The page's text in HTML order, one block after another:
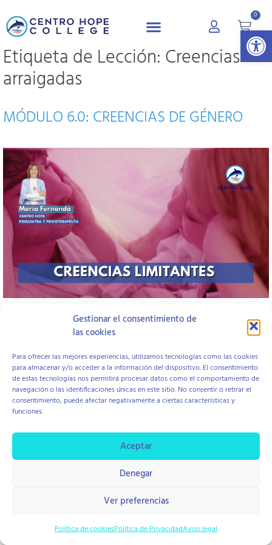
Abrir
Gestionar el consentimiento de
las cookies
Para ofrecer las mejores experiencias, utilizamos tecnologías como las cookies
para almacenar y/o acceder a la información del dispositivo. El consentimiento
de estas tecnologías nos permitirá procesar datos como el comportamiento de
navegación o las identificaciones únicas en este sitio. No consentir o retirar el
consentimiento, puede afectar negativamente a ciertas características y
funciones.
Aceptar
Denegar
Ver preferencias
Política de cookiesPolítica de PrivacidadAviso legal
0
Etiqueta de Lección: Creencias
arraigadas
MÓDULO 6.0: CREENCIAS DE GÉNERO
Open to access this content
Aviso LegalPolítica de Cookies Política de Privacidad
Contratación y Devolución
copyright © 2026 Centro HopeDiseño Di Pierro Estudio